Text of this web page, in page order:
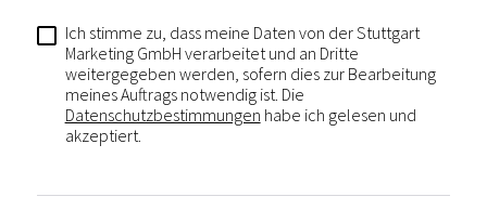
Ich stimme zu, dass meine Daten von der Stuttgart
Marketing GmbH verarbeitet und an Dritte
weitergegeben werden, sofern dies zur Bearbeitung
meines Auftrags notwendig ist. Die
Datenschutzbestimmungen habe ich gelesen und
akzeptiert.